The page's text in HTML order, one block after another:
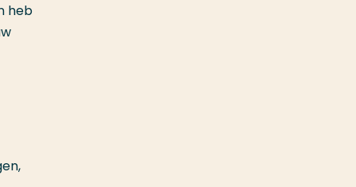
heb